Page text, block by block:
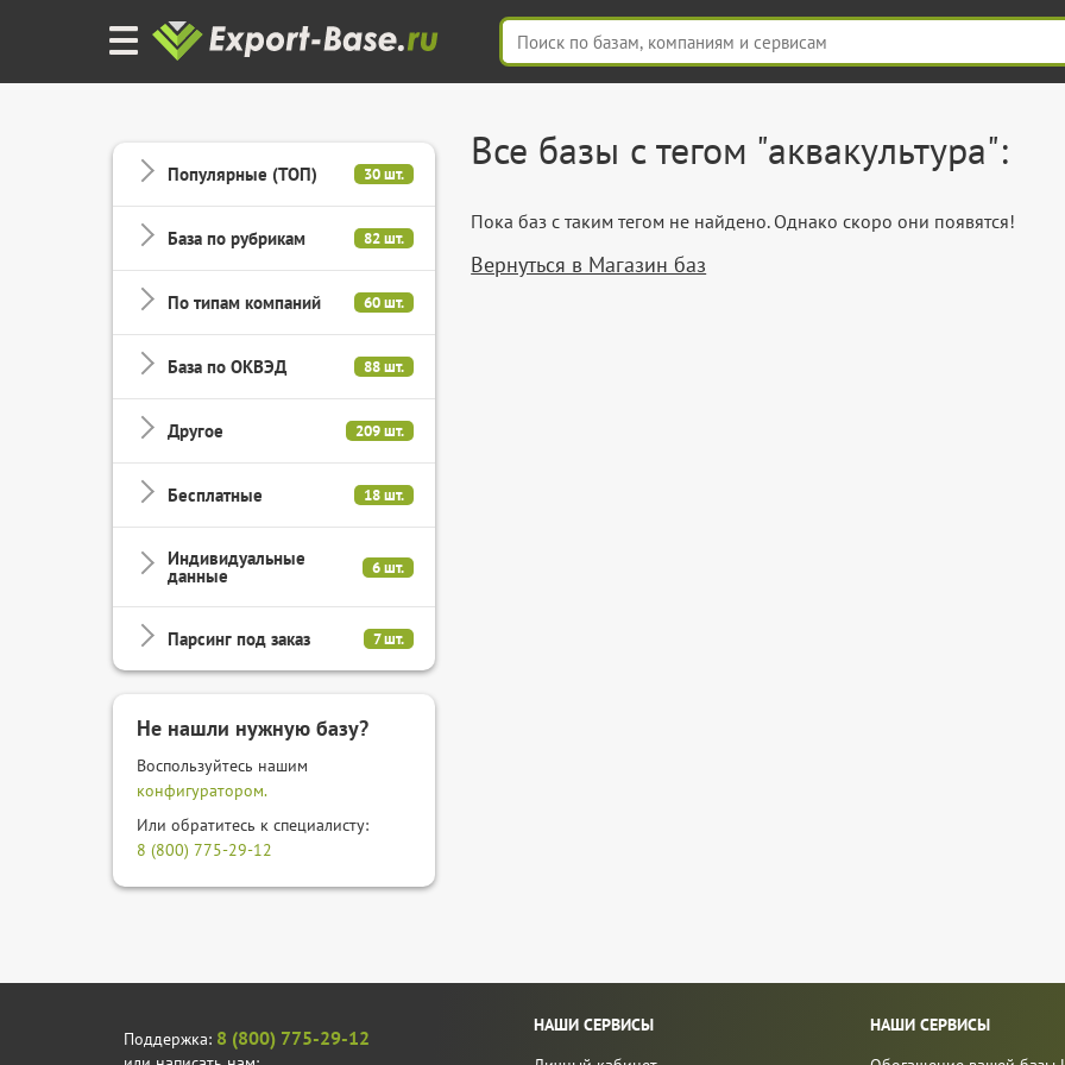
Популярные (ТОП) 30 шт.
База по рубрикам 82 шт.
По типам компаний 60 шт.
База по ОКВЭД 88 шт.
Другое 209 шт.
Бесплатные 18 шт.
Индивидуальные
данные 6 шт.
Парсинг под заказ 7 шт.
Не нашли нужную базу?
Воспользуйтесь нашим
конфигуратором.
Или обратитесь к специалисту:
8 (800) 775-29-12
Все базы с тегом "аквакультура":
Пока баз с таким тегом не найдено. Однако скоро они появятся!
Вернуться в Магазин баз
Поддержка: 8 (800) 775-29-12
НАШИ СЕРВИСЫ
НАШИ СЕРВИСЫ